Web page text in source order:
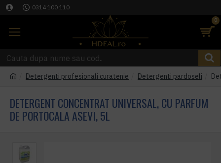
0314 100 110
0
Detergenti profesionali curatenie Detergenti pardoseli
DETERGENT CONCENTRAT UNIVERSAL, CU PARFUM
DE PORTOCALA ASEVI, 5L